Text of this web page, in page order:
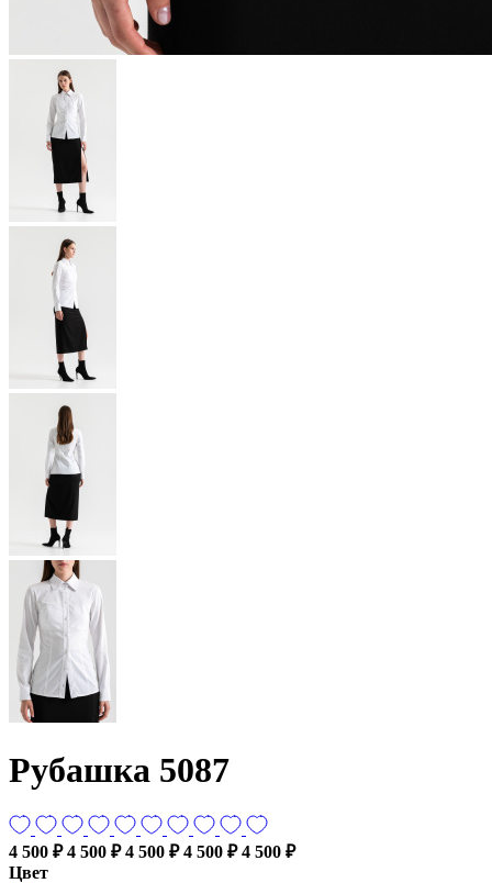
Рубашка 5087
4 500 ₽ 4 500 ₽ 4 500 ₽ 4 500 ₽ 4 500 ₽
Цвет